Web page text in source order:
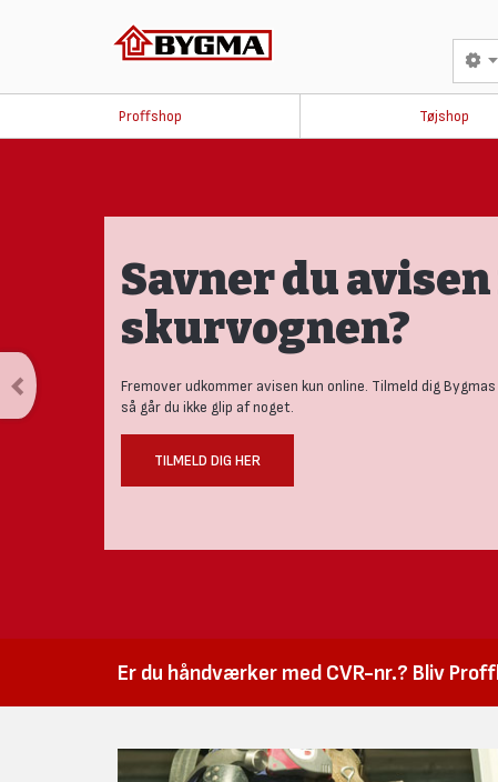
Proffshop Tøjshop
Savner du avisen
skurvognen?
Fremover udkommer avisen kun online. Tilmeld dig
så går du ikke glip af noget.
TILMELD DIG HER
Er du håndværker med CVR-nr.? Bliv